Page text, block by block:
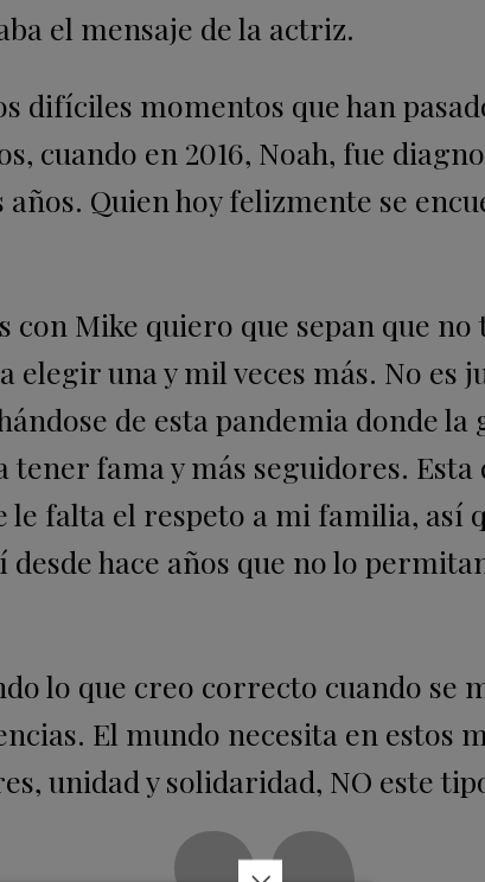
el mensaje de la actriz.
difíciles momentos que han
cuando en 2016, Noah, fue
Quien hoy felizmente se
con Mike quiero que sepan que no
elegir una y mil veces más. No es
de esta pandemia donde la
fama y más seguidores. Esta
falta el respeto a mi familia, así
hace años que no lo
lo que creo correcto cuando se
El mundo necesita en estos
unidad y solidaridad, NO este